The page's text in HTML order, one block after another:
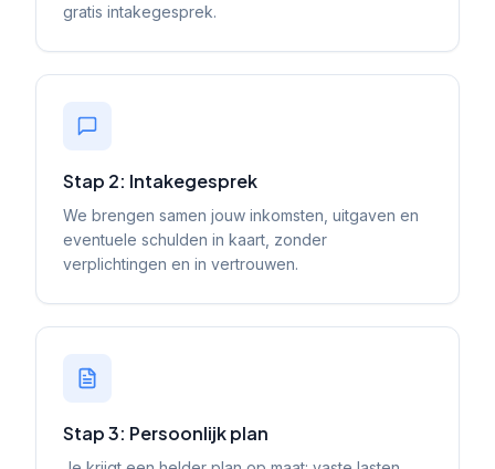
gratis intakegesprek.
Stap 2: Intakegesprek
We brengen samen jouw inkomsten, uitgaven en
eventuele schulden in kaart, zonder
verplichtingen en in vertrouwen.
Stap 3: Persoonlijk plan